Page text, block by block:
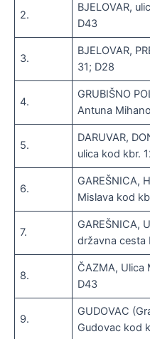
2.
BJELOVAR,
D43
3.
BJELOVAR,
31; D28
4.
GRUBIŠNO
Antuna
5.
DARUVAR,
ulica kod kbr.
6.
GAREŠNICA,
Mislava kod
7.
GAREŠNICA,
državna cesta
8.
ČAZMA, Ulica
D43
9.
GUDOVAC
Gudovac kod